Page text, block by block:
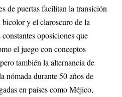
de puertas facilitan la transición
y el claroscuro de la
oposiciones que
el juego con conceptos
también la alternancia de
nómada durante 50 años de
en países como Méjico,